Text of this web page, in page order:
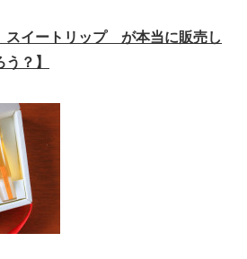
スイートリップ が本当に販売し
？】